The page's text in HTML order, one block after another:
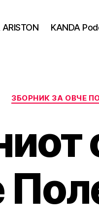
KANDA
ЗБОРНИК ЗА ОВЧЕ